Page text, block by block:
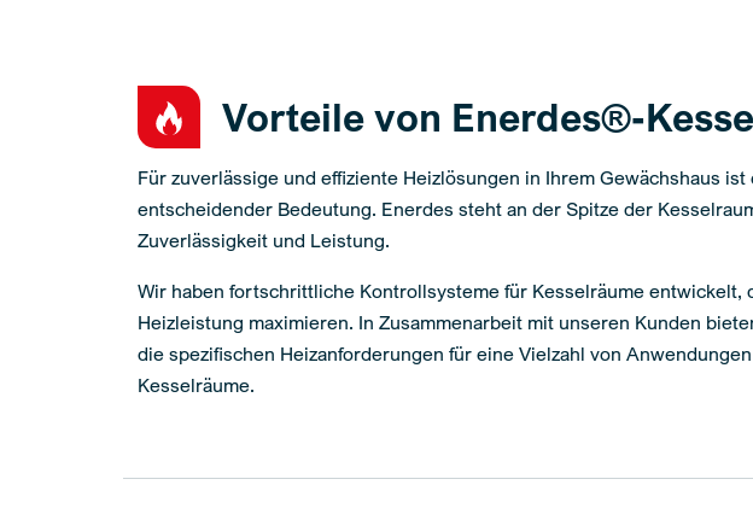
Vorteile von Enerdes®-
Für zuverlässige und effiziente Heizlösungen in Ihrem Gewächshaus
entscheidender Bedeutung. Enerdes steht an der Spitze der
Zuverlässigkeit und Leistung.
Wir haben fortschrittliche Kontrollsysteme für Kesselräume entwickelt,
Heizleistung maximieren. In Zusammenarbeit mit unseren Kunden
die spezifischen Heizanforderungen für eine Vielzahl von
Kesselräume.